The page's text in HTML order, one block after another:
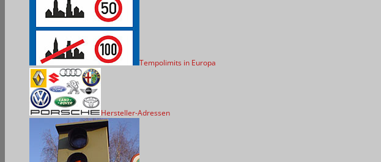
Tempolimits in Europa
Hersteller-Adressen